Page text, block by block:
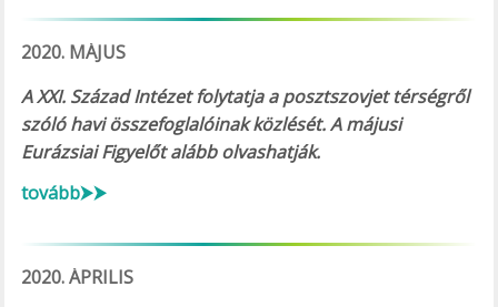
2020. MÁJUS
A XXI. Század Intézet folytatja a posztszovjet térségről
szóló havi összefoglalóinak közlését. A májusi
Eurázsiai Figyelőt alább olvashatják.
tovább⮞⮞
2020. ÁPRILIS